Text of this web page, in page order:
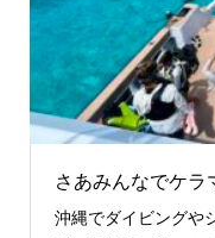
さあみんなでケラ
沖縄でダイビングや